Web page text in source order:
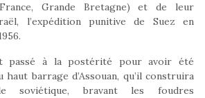
Grande Bretagne) et de leur
l’expédition punitive de Suez en
passé à la postérité pour avoir été
haut barrage d’Assouan, qu’il construira
soviétique, bravant les foudres